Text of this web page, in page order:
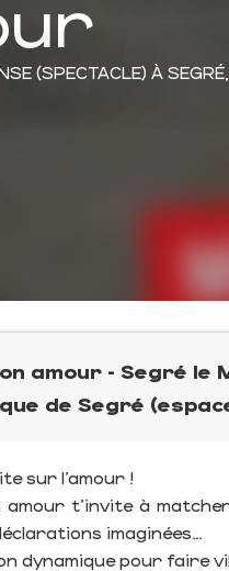
(SPECTACLE) À
amour - Segré
de Segré
sur l’amour !
amour t’invite à
imaginées…
dynamique pour faire